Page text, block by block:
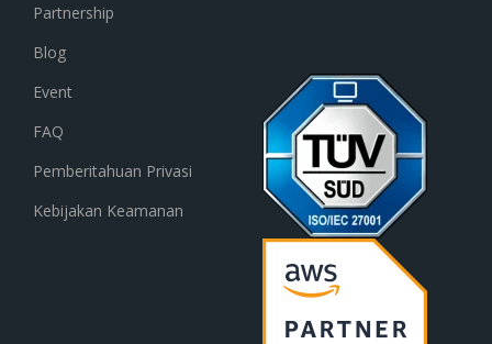
Partnership
Blog
Event
FAQ
Pemberitahuan Privasi
Kebijakan Keamanan